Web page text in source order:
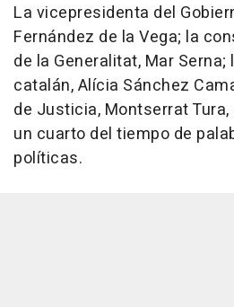
La vicepresidenta del
Fernández de la Vega; la
de la Generalitat, Mar
catalán, Alícia Sánchez
de Justicia, Montserrat
un cuarto del tiempo de
políticas.